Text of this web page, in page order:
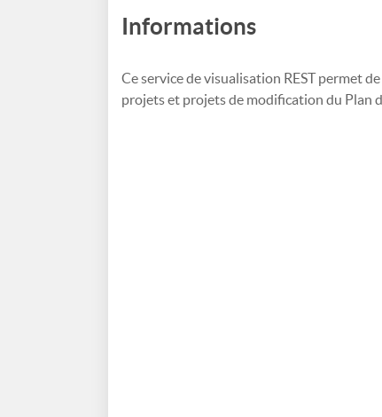
Informations
Ce service de visualisation REST permet
projets et projets de modification du Plan